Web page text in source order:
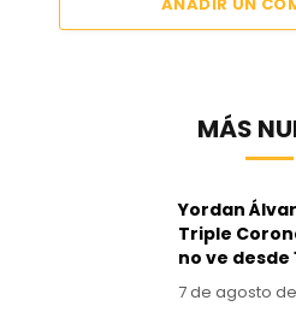
MÁS
Yordan
Triple
no ve desde
7 de agosto